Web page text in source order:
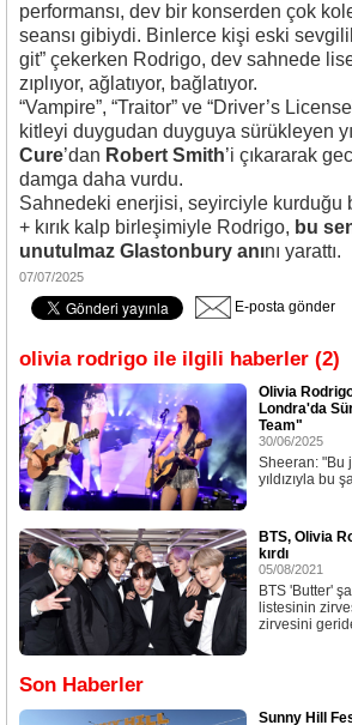
performansı, dev bir konserden çok
seansı gibiydi. Binlerce kişi eski
git” çekerken Rodrigo, dev sahnede
zıplıyor, ağlatıyor, bağlatıyor.
“Vampire”, “Traitor” ve “Driver’s
kitleyi duygudan duyguya sürükleyen
Cure’dan Robert Smith’i çıkararak
damga daha vurdu.
Sahnedeki enerjisi, seyirciyle kurduğu
+ kırık kalp birleşimiyle Rodrigo, bu
unutulmaz Glastonbury anını yarattı.
07/07/2025
E-posta gönder
olivia rodrigo ile ilgili haberler (2)
Olivia
Londra'da
Team"
30/06/2025
Sheeran: "Bu
yıldızıyla bu
BTS, Olivia
kırdı
05/08/2021
BTS 'Butter'
listesinin
zirvesini
Son Haberler
Sunny Hill